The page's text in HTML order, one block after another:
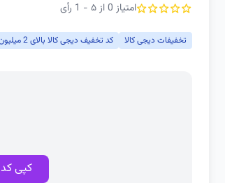
امتیاز 0 از ۵ - 1 رأی
تخفیفات دیجی کالا کد تخفیف دیجی کالا بالای 2 میلیون تومان
کپی کد